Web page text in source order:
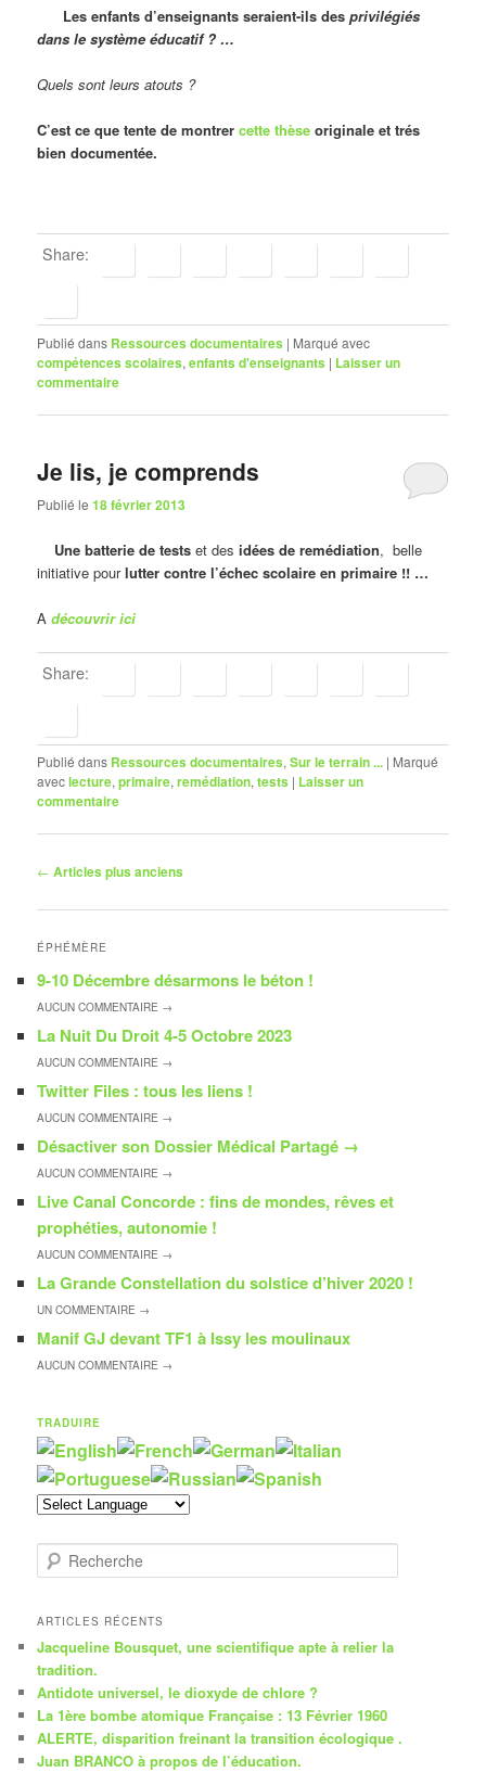
Les enfants d’enseignants seraient-ils desprivilégiés
dans le système éducatif ? …
Quels sont leurs atouts ?
C’est ce que tente de montrer cette thèse originale et trés
bien documentée.
Share:
Publié dans Ressources documentaires | Marqué avec
compétences scolaires,enfants d'enseignants | Laisser un
commentaire
Je lis, je comprends
Publié le18 février 2013
Une batterie de tests et des idées de remédiation, belle
initiative pourlutter contre l’échec scolaire en primaire !! …
Adécouvrir ici
Share:
Publié dans Ressources documentaires,Sur le terrain ... | Marqué
aveclecture,primaire,remédiation,tests | Laisser un
commentaire
Navigation
articles
← Articles plus anciens
ÉPHÉMÈRE
9-10 Décembre désarmons le béton !
AUCUNCOMMENTAIRE →
La Nuit Du Droit 4-5 Octobre 2023
AUCUNCOMMENTAIRE →
Twitter Files : tous les liens !
AUCUNCOMMENTAIRE →
Désactiver son Dossier Médical Partagé →
AUCUNCOMMENTAIRE →
Live Canal Concorde : fins de mondes, rêves et
prophéties, autonomie !
AUCUNCOMMENTAIRE →
La Grande Constellation du solstice d’hiver 2020 !
UNCOMMENTAIRE →
Manif GJ devant TF1 à Issy les moulinaux
AUCUNCOMMENTAIRE →
TRADUIRE
e
h
r
c
h
e
ARTICLES RÉCENTS
Jacqueline Bousquet, une scientifique apte à relier la
tradition.
Antidote universel, le dioxyde de chlore ?
La 1ère bombe atomique Française : 13 Février 1960
ALERTE, disparition freinant la transition écologique .
Juan BRANCO à propos de l’éducation.